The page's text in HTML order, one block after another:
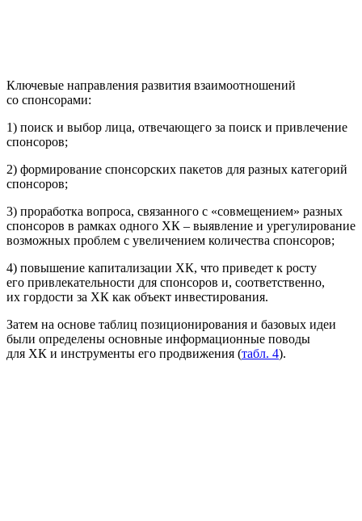
Ключевые направления развития взаимоотношений
со спонсорами:
1) поиск и выбор лица, отвечающего за поиск и привлечение
спонсоров;
2) формирование спонсорских пакетов для разных категорий
спонсоров;
3) проработка вопроса, связанного с «совмещением» разных
спонсоров в рамках одного ХК – выявление и урегулирование
возможных проблем с увеличением количества спонсоров;
4) повышение капитализации ХК, что приведет к росту
его привлекательности для спонсоров и, соответственно,
их гордости за ХК как объект инвестирования.
Затем на основе таблиц позиционирования и базовых идеи
были определены основные информационные поводы
для ХК и инструменты его продвижения (табл. 4).